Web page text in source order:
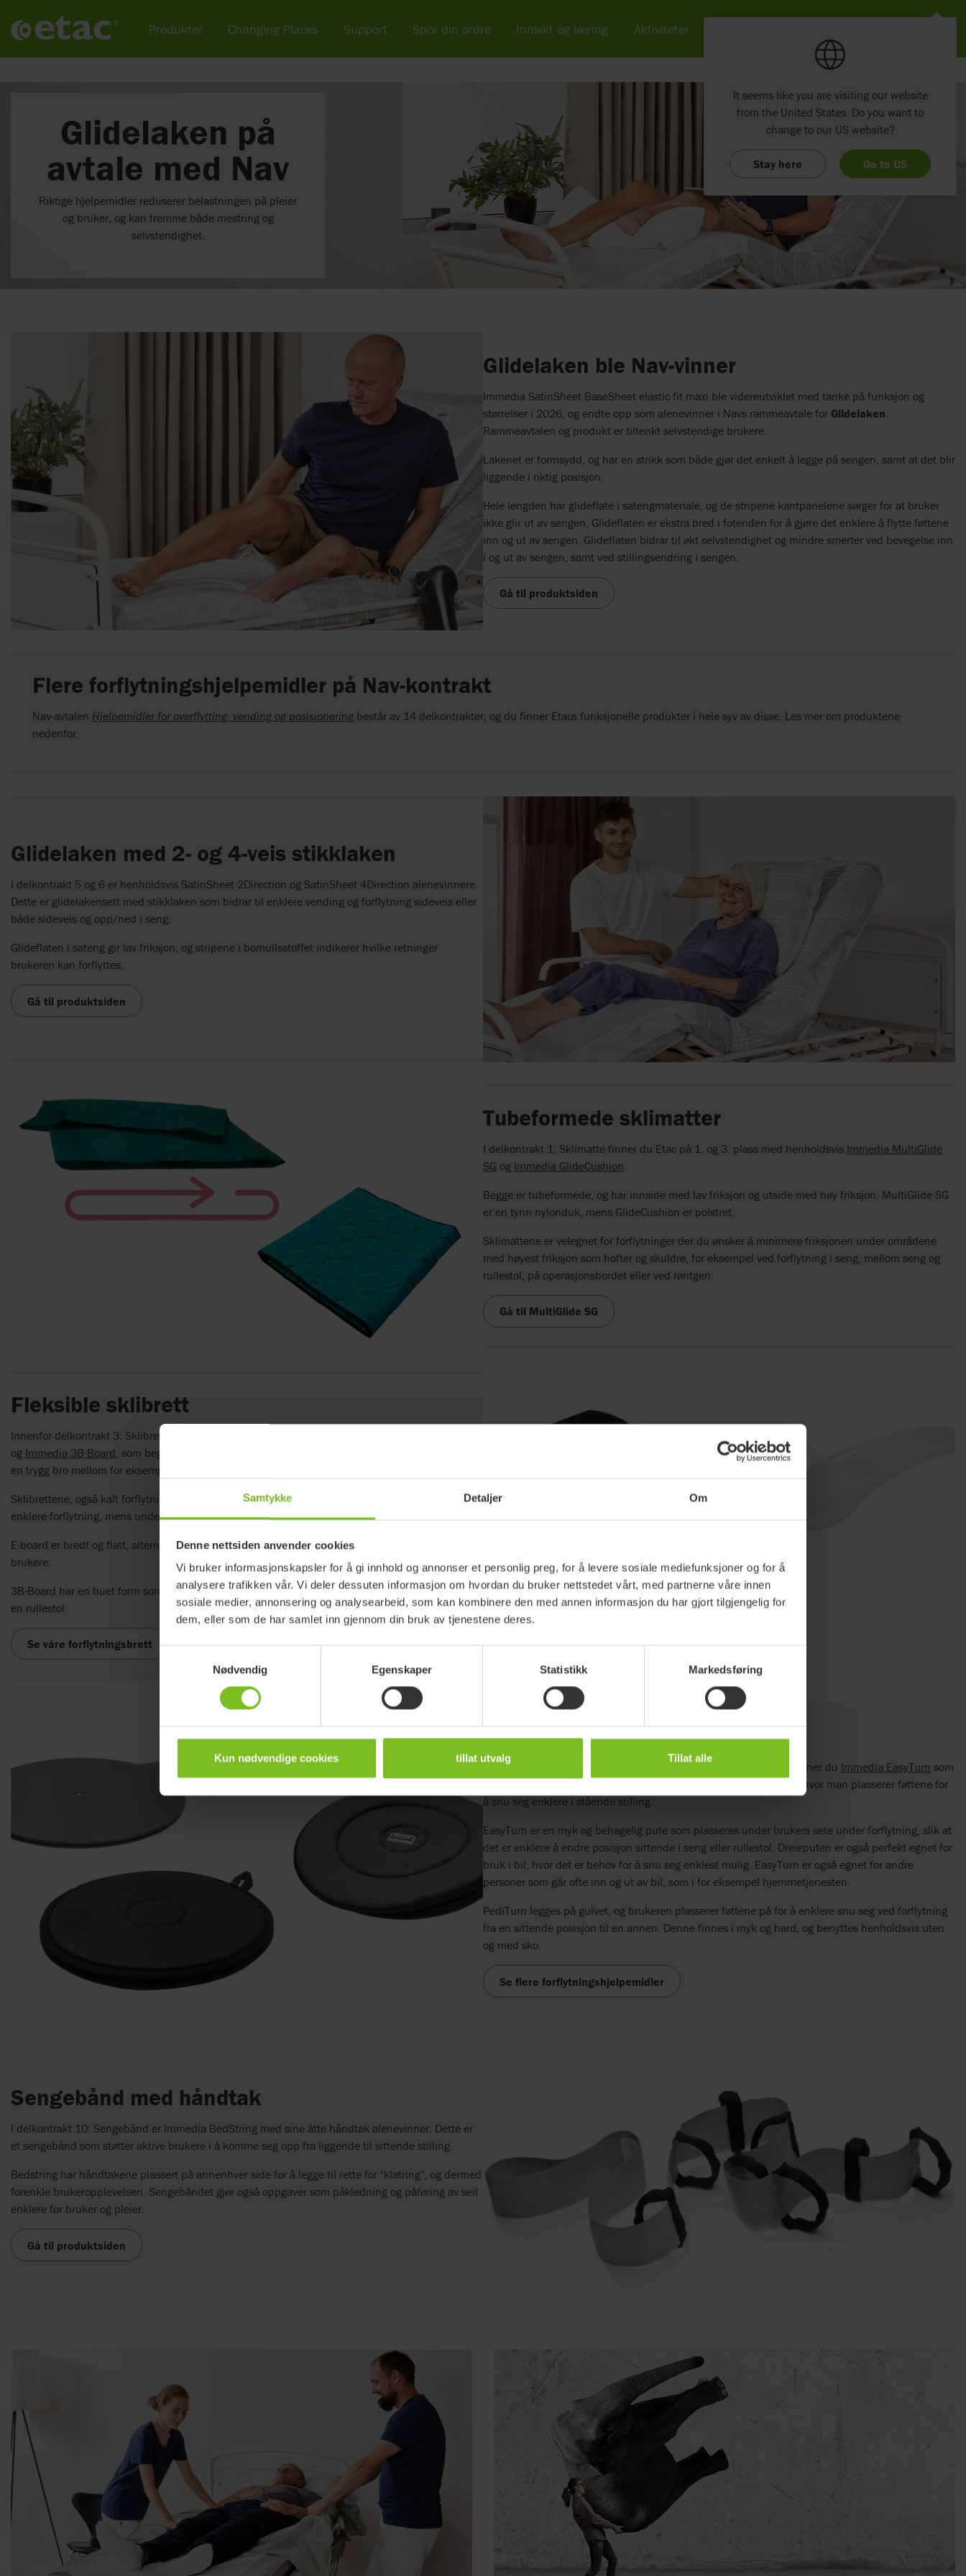
Samtykke Detaljer Om
Denne nettsiden anvender cookies
Vi bruker informasjonskapsler for å gi innhold og annonser et personlig preg, for å levere sosiale mediefunksjoner og for å
analysere trafikken vår. Vi deler dessuten informasjon om hvordan du bruker nettstedet vårt, med partnerne våre innen
sosiale medier, annonsering og analysearbeid, som kan kombinere den med annen informasjon du har gjort tilgjengelig for
dem, eller som de har samlet inn gjennom din bruk av tjenestene deres.
Nødvendig
Egenskaper Statistikk Markedsføring
Kun nødvendige cookies tillat utvalg Tillat alle
Glidelaken på
avtale med Nav
Riktige hjelpemidler reduserer belastningen på pleier
og bruker, og kan fremme både mestring og
selvstendighet.
Glidelaken ble Nav-vinner
Immedia SatinSheet BaseSheet elastic fit maxi ble videreutviklet med tanke på funksjon og
størrelser i 2026, og endte opp som alenevinner i Navs rammeavtale for Glidelaken
Rammeavtalen og produkt er tiltenkt selvstendige brukere.
Lakenet er formsydd, og har en strikk som både gjør det enkelt å legge på sengen, samt at det blir
liggende i riktig posisjon.
Hele lengden har glideflate i satengmateriale, og de stripene kantpanelene sørger for at bruker
ikke glir ut av sengen. Glideflaten er ekstra bred i fotenden for å gjøre det enklere å flytte føttene
inn og ut av sengen. Glideflaten bidrar til økt selvstendighet og mindre smerter ved bevegelse inn
i og ut av sengen, samt ved stillingsendring i sengen.
Gå til produktsiden
Flere forflytningshjelpemidler på Nav-kontrakt
Nav-avtalen Hjelpemidler for overflytting, vending og posisjonering består av 14 delkontrakter, og du finner Etacs funksjonelle produkter i hele syv av disse. Les mer om produktene
nedenfor.
Glidelaken med 2- og 4-veis stikklaken
I delkontrakt 5 og 6 er henholdsvis SatinSheet 2Direction og SatinSheet 4Direction alenevinnere.
Dette er glidelakensett med stikklaken som bidrar til enklere vending og forflytning sideveis eller
både sideveis og opp/ned i seng.
Glideflaten i sateng gir lav friksjon, og stripene i bomullsstoffet indikerer hvilke retninger
brukeren kan forflyttes.
Gå til produktsiden
Tubeformede sklimatter
I delkontrakt 1: Sklimatte finner du Etac på 1. og 3. plass med henholdsvis Immedia MultiGlide
SG og Immedia GlideCushion
Begge er tubeformede, og har innside med lav friksjon og utside med høy friksjon. MultiGlide SG
er en tynn nylonduk, mens GlideCushion er polstret.
Sklimattene er velegnet for forflytninger der du ønsker å minimere friksjonen under områdene
med høyest friksjon som hofter og skuldre, for eksempel ved forflytning i seng, mellom seng og
rullestol, på operasjonsbordet eller ved røntgen.
Gå til MultiGlide SG
Fleksible sklibrett
Innenfor delkontrakt 3: Sklibrett, har vi to prisforhandlede varianter. Disse er
og Immedia 3B-Board , som begge skal brukes til sittende forflytninger. E-Board og 3B-Board lager
en trygg bro mellom for eksempel seng og rullestol, eller rullestol og toalett.
Sklibrettene, også kalt forflytningsbrett eller glidebrett, har veldig lav friksjon på oversiden for
enklere forflytning, mens undersiden er sklisikker slik at brettet ligger i ro.
E-board er bredt og flatt, alternativt med en vinge, og best egnet for aktive og selvstendige
brukere.
3B-Board har en buet form som lar brettet omgå for eksempel hjulet ved forflytning inn og ut av
en rullestol.
Se våre forflytningsbrett
Dreieputer for sete og gulv
I delkontrakt 4: Dreiepute og dreieskive er Etac alenevinner. Her finner du Immedia EasyTurn som
hvor man plasserer føttene for
å snu seg enklere i stående stilling.
EasyTurn er en myk og behagelig pute som plasseres under brukers sete under forflytning, slik at
det er enklere å endre posisjon sittende i seng eller rullestol. Dreieputen er også perfekt egnet for
bruk i bil, hvor det er behov for å snu seg enklest mulig. EasyTurn er også egnet for andre
personer som går ofte inn og ut av bil, som i for eksempel hjemmetjenesten.
PediTurn legges på gulvet, og brukeren plasserer føttene på for å enklere snu seg ved forflytning
fra en sittende posisjon til en annen. Denne finnes i myk og hard, og benyttes henholdsvis uten
og med sko.
Se flere forflytningshjelpemidler
Sengebånd med håndtak
I delkontrakt 10: Sengebånd er Immedia BedString med sine åtte håndtak alenevinner. Dette er
et sengebånd som støtter aktive brukere i å komme seg opp fra liggende til sittende stilling.
Bedstring har håndtakene plassert på annenhver side for å legge til rette for "klatring", og dermed
forenkle brukeropplevelsen. Sengebåndet gjør også oppgaver som påkledning og påføring av seil
enklere for bruker og pleier.
Gå til produktsiden
Produkter Changing Places Support Spor din ordre Innsikt og læring Aktiviteter
It seems like you are visiting our website
from the United States. Do you want to
change to our US website?
Stay here Go to US